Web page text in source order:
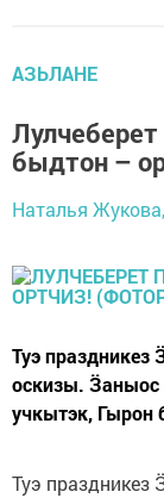
АЗЬЛАНЕ
быдтон –
Наталья Жукова,
Туэ
оскизы. Ӟаныос
учкытэк, Гырон
Туэ